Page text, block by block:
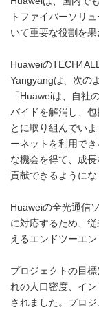
トファイバーソリ
いて重要な役割を果
Huaweiの
Yangyangは、次の
「Huaweiは、自社
バイドを解消し、
とに取り組んでい
ーネットを利用で
な機会を得て、成
貢献できるようにな
Huaweiの全光通信
に対応するため、
えるエンドツーエ
プロジェクトの目
れの人口密度、イ
されました。プロ